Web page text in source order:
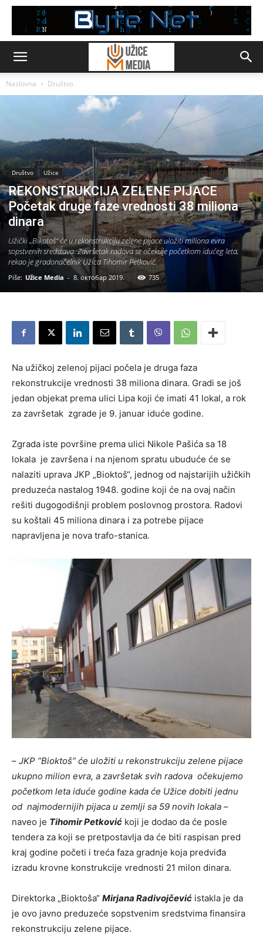
Naslovna Društvo
Društvo Užice
REKONSTRUKCIJA ZELENE PIJACE
Početak druge faze vrednosti 38 miliona
dinara
Užički „Bikotoš“ će u rekonstrukciju zelene pijace uložiti miliona evra
sopstvenih sredstava. Završetak radova se očekuje početkom idućeg leta,
rekao je gradonačelnik Užica Tihomir Petković.
Piše: Užice Media - 8. октобар 2019. 735
Na užičkoj zelenoj pijaci počela je druga faza
rekonstrukcije vrednosti 38 miliona dinara. Gradi se još
jedan objekat prema ulici Lipa koji će imati 41 lokal, a rok
za završetak zgrade je 9. januar iduće godine.
Zgrada iste površine prema ulici Nikole Pašića sa 18
lokala je završena i na njenom spratu ubuduće će se
nalaziti uprava JKP „Bioktoš“, jednog od najstarijih užičkih
preduzeća nastalog 1948. godine koji će na ovaj način
rešiti dugogodišnji problem poslovnog prostora. Radovi
su koštali 45 miliona dinara i za potrebe pijace
napravljena je nova trafo-stanica.
– JKP “Bioktoš” će uložiti u rekonstrukciju zelene pijace
ukupno milion evra, a završetak svih radova očekujemo
početkom leta iduće godine kada će Užice dobiti jednu
od najmodernijih pijaca u zemlji sa 59 novih lokala –
naveo je Tihomir Petković koji je dodao da će posle
tendera za koji se pretpostavlja da će biti raspisan pred
kraj godine početi i treća faza gradnje koja predviđa
izradu krovne konstrukcije vrednosti 21 milon dinara.
Direktorka „Bioktoša“ Mirjana Radivojčević istakla je da
je ovo javno preduzeće sopstvenim sredstvima finansira
rekonstrukciju zelene pijace.